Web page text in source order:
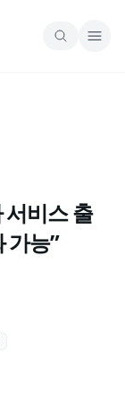
비스 출
가능”